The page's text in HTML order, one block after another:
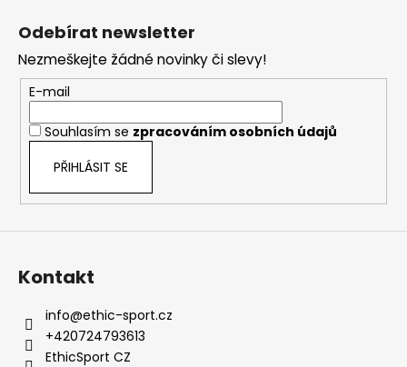
Odebírat newsletter
Nezmeškejte žádné novinky či slevy!
E-mail
Souhlasím se zpracováním osobních údajů
PŘIHLÁSIT SE
Kontakt
info@ethic-sport.cz
+420724793613
EthicSport CZ